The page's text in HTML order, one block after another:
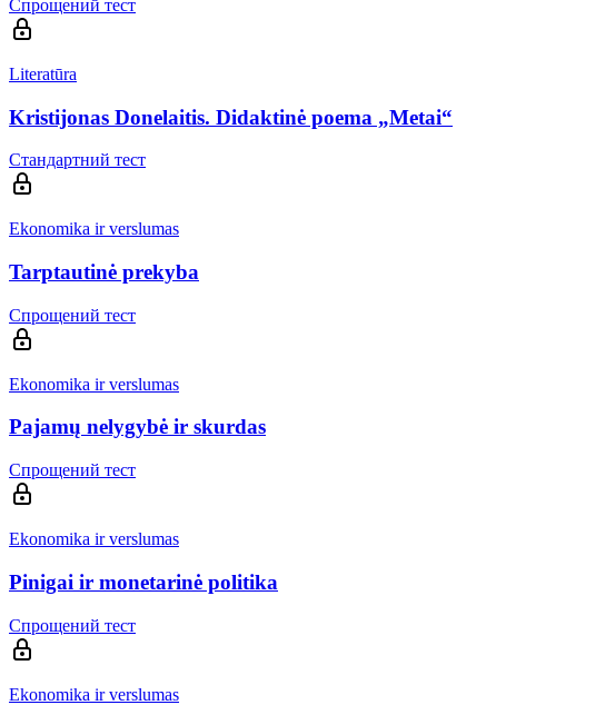
Спрощений тест
Literatūra
Kristijonas Donelaitis. Didaktinė poema „Metai“
Стандартний тест
Ekonomika ir verslumas
Tarptautinė prekyba
Спрощений тест
Ekonomika ir verslumas
Pajamų nelygybė ir skurdas
Спрощений тест
Ekonomika ir verslumas
Pinigai ir monetarinė politika
Спрощений тест
Ekonomika ir verslumas